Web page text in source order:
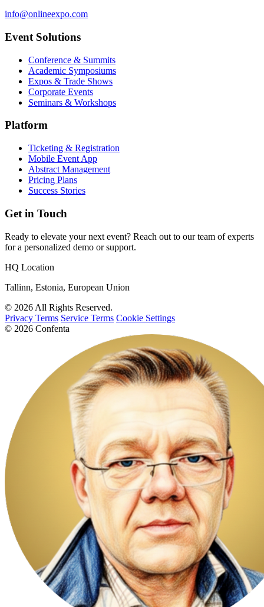
info@onlineexpo.com
Event Solutions
Conference & Summits
Academic Symposiums
Expos & Trade Shows
Corporate Events
Seminars & Workshops
Platform
Ticketing & Registration
Mobile Event App
Abstract Management
Pricing Plans
Success Stories
Get in Touch
Ready to elevate your next event? Reach out to our team of experts
for a personalized demo or support.
HQ Location
Tallinn, Estonia, European Union
© 2026 All Rights Reserved.
Privacy Terms Service Terms Cookie Settings
© 2026 Confenta